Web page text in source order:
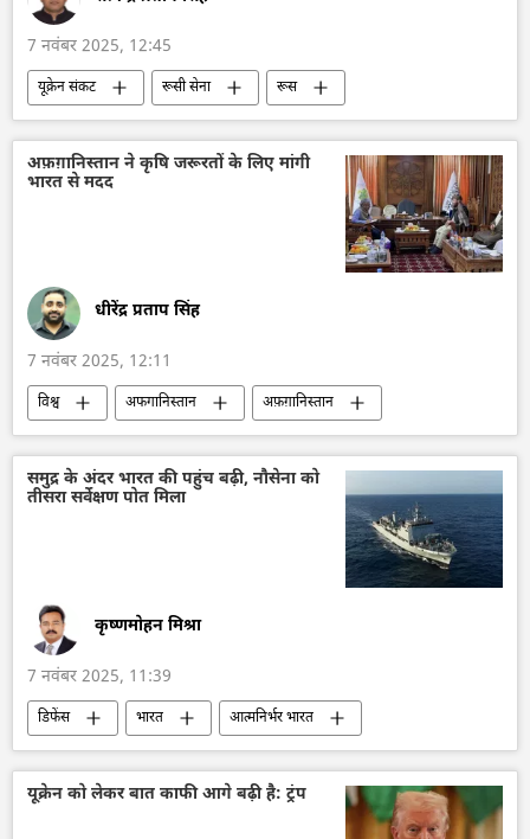
7 नवंबर 2025, 12:45
यूक्रेन संकट रूसी सेना
रूस
रक्षा मंत्रालय (MoD)
रक्षा-पंक्ति
यूक्रेन
यूक्रेन सशस्त्र बल
सामूहिक पश्चिम
अफ़ग़ानिस्तान ने कृषि जरूरतों के लिए मांगी
भारत से मदद
धीरेंद्र प्रताप सिंह
7 नवंबर 2025, 12:11
विश्व अफगानिस्तान
अफ़ग़ानिस्तान
जलवायु परिवर्तन
काबुल कृषि
समुद्र के अंदर भारत की पहुंच बढ़ी, नौसेना को
तीसरा सर्वेक्षण पोत मिला
कृष्णमोहन मिश्रा
7 नवंबर 2025, 11:39
डिफेंस भारत
आत्मनिर्भर भारत
भारतीय नौसेना
युद्धपोत अरब सागर
यूक्रेन को लेकर बात काफी आगे बढ़ी है: ट्रंप